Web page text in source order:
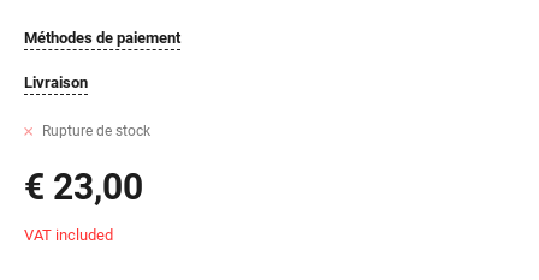
Méthodes de paiement
Livraison
Rupture de stock
€ 23,00
VAT included